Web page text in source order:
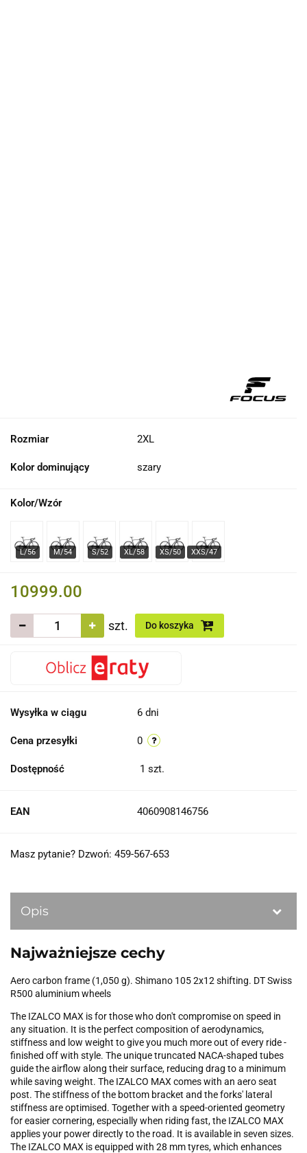
Rozmiar 2XL
Kolor dominujący szary
Kolor/Wzór
10999.00
szt. Do koszyka
Wysyłka w ciągu 6 dni
Cena przesyłki 0
Dostępność 1 szt.
EAN 4060908146756
Masz pytanie? Dzwoń: 459-567-653
Opis
Najważniejsze cechy
Aero carbon frame (1,050 g). Shimano 105 2x12 shifting. DT Swiss
R500 aluminium wheels
The IZALCO MAX is for those who don't compromise on speed in
any situation. It is the perfect composition of aerodynamics,
stiffness and low weight to give you much more out of every ride -
finished off with style. The unique truncated NACA-shaped tubes
guide the airflow along their surface, reducing drag to a minimum
while saving weight. The IZALCO MAX comes with an aero seat
post. The stiffness of the bottom bracket and the forks' lateral
stiffness are optimised. Together with a speed-oriented geometry
for easier cornering, especially when riding fast, the IZALCO MAX
applies your power directly to the road. It is available in seven sizes.
The IZALCO MAX is equipped with 28 mm tyres, which enhances